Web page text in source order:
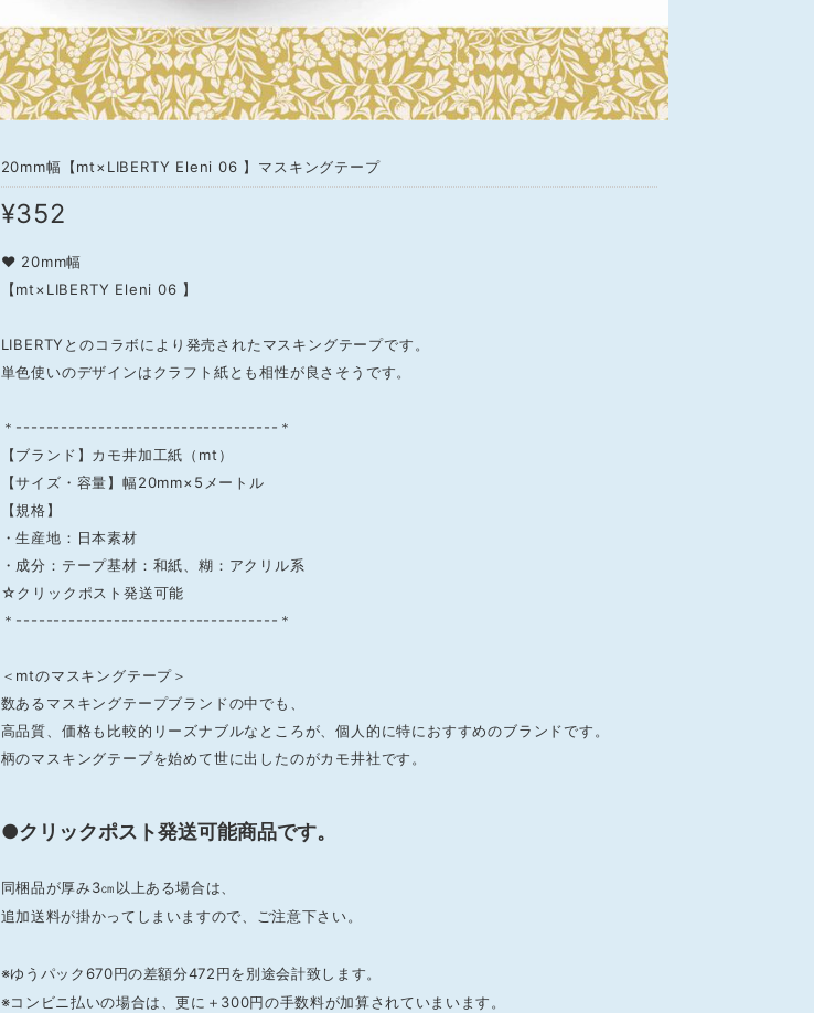
20mm幅【mt×LIBERTY Eleni 06 】マスキングテープ
¥352
❤ 20mm幅
【mt×LIBERTY Eleni 06 】
LIBERTYとのコラボにより発売されたマスキングテープです。
単色使いのデザインはクラフト紙とも相性が良さそうです。
＊-----------------------------------＊
【ブランド】カモ井加工紙（mt）
【サイズ・容量】幅20mm×5メートル
【規格】
・生産地：日本素材
・成分：テープ基材：和紙、糊：アクリル系
☆クリックポスト発送可能
＊-----------------------------------＊
＜mtのマスキングテープ＞
数あるマスキングテープブランドの中でも、
高品質、価格も比較的リーズナブルなところが、個人的に特におすすめのブランドです。
柄のマスキングテープを始めて世に出したのがカモ井社です。
●クリックポスト発送可能商品です。
同梱品が厚み3㎝以上ある場合は、
追加送料が掛かってしまいますので、ご注意下さい。
※ゆうパック670円の差額分472円を別途会計致します。
※コンビニ払いの場合は、更に＋300円の手数料が加算されていまいます。